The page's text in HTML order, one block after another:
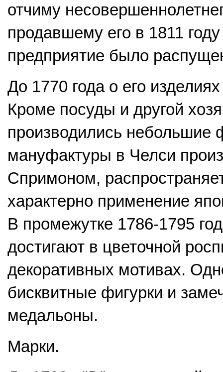
отчиму
продавшему его в 1811
предприятие было
До 1770 года о его
Кроме посуды и другой
производились небольшие
мануфактуры в Челси
Спримоном,
характерно применение
В промежутке 1786-1795
достигают в цветочной
декоративных мотивах.
бисквитные фигурки и
медальоны.
Марки.